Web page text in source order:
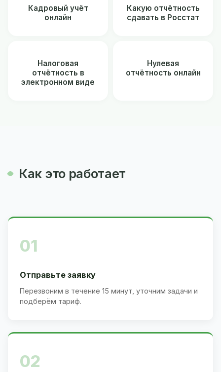
Кадровый учёт
онлайн
Какую отчётность
сдавать в Росстат
Налоговая
отчётность в
электронном виде
Нулевая
отчётность онлайн
Как это работает
01
Отправьте заявку
Перезвоним в течение 15 минут, уточним задачи и
подберём тариф.
02